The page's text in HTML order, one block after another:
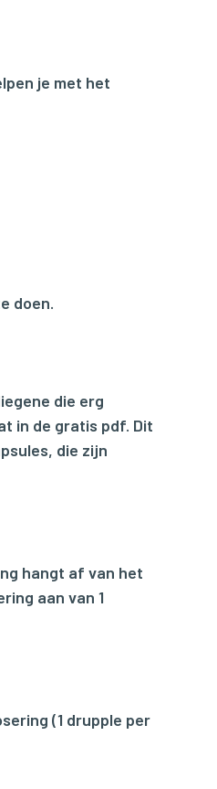
je met het
doen.
die erg
in de gratis pdf. Dit
die zijn
hangt af van het
aan van 1
(1 drupple per